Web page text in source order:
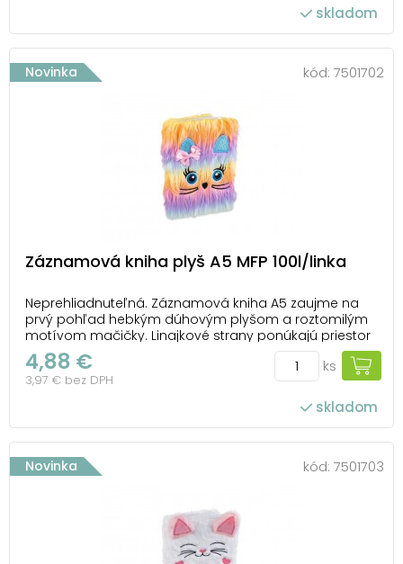
skladom
Novinka kód: 7501702
Záznamová kniha plyš A5 MFP 100l/linka
Neprehliadnuteľná. Záznamová kniha A5 zaujme na
prvý pohľad hebkým dúhovým plyšom a roztomilým
motívom mačičky. Linajkové strany ponúkajú priestor
na poznámky, školské zápisky aj každodenné nápady.
Väzba: V8 Formát: A5 Farba: dúhová Lineatúra: linka
Počet listov: 100 Uvedená cena je za ...
4,88 €
3,97 € bez DPH
ks
skladom
Novinka kód: 7501703